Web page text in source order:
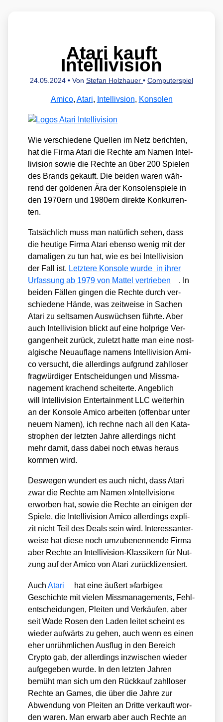
Atari kauft
Intellivision
24.05.2024 • Von Stefan Holzhauer • Computerspiel
Amico, Atari, Intellivsion, Konsolen
Wie ver­schie­de­ne Quel­len im Netz berich­ten,
hat die Fir­ma Ata­ri die Rech­te am Namen Intel­
li­vi­si­on sowie die Rech­te an über 200 Spie­len
des Brands gekauft. Die bei­den waren wäh­
rend der gol­de­nen Ära der Kon­so­len­spie­le in
den 1970ern und 1980ern direk­te Kon­kur­ren­
ten.
Tat­säch­lich muss man natür­lich sehen, dass
die heu­ti­ge Fir­ma Ata­ri eben­so wenig mit der
dama­li­gen zu tun hat, wie es bei Intel­li­vi­si­on
der Fall ist. Letz­te­re Kon­so­le wur­de in ihrer
Urfas­sung ab 1979 von Mat­tel ver­trie­ben
. In
bei­den Fäl­len gin­gen die Rech­te durch ver­
schie­de­ne Hän­de, was zeit­wei­se in Sachen
Ata­ri zu selt­sa­men Aus­wüch­sen führ­te. Aber
auch Intel­li­vi­si­on blickt auf eine holp­ri­ge Ver­
gan­gen­heit zurück, zuletzt hat­te man eine nost­
al­gi­sche Neu­auf­la­ge namens Intel­li­vi­si­on Ami­
co ver­sucht, die aller­dings auf­grund zahl­lo­ser
frag­wür­di­ger Ent­schei­dun­gen und Miss­ma­
nage­ment kra­chend schei­ter­te. Angeb­lich
will Intel­li­vi­si­on Enter­tain­ment LLC wei­ter­hin
an der Kon­so­le Ami­co arbei­ten (offen­bar unter
neu­em Namen), ich rech­ne nach all den Kata­
stro­phen der letz­ten Jah­re aller­dings nicht
mehr damit, dass dabei noch etwas her­aus
kom­men wird.
Des­we­gen wun­dert es auch nicht, dass Ata­ri
zwar die Rech­te am Namen »Intell­vi­si­on«
erwor­ben hat, sowie die Rech­te an eini­gen der
Spie­le, die Intel­li­vi­si­on Ami­co aller­dings expli­
zit nicht Teil des Deals sein wird. Inter­es­san­ter­
wei­se hat die­se noch umzu­be­nen­nen­de Fir­ma
aber Rech­te an Intel­li­vi­si­on-Klas­si­kern für Nut­
zung auf der Ami­co von Ata­ri zurück­li­zen­siert.
AuchAta­ri
hat eine äußert »far­bi­ge«
Geschich­te mit vie­len Miss­ma­nage­ments, Fehl­
ent­schei­dun­gen, Plei­ten und Ver­käu­fen, aber
seit Wade Rosen den Laden lei­tet scheint es
wie­der auf­wärts zu gehen, auch wenn es einen
eher unrühm­li­chen Aus­flug in den Bereich
Cryp­to gab, der aller­dings inzwi­schen wie­der
auf­ge­ge­ben wur­de. In den letz­ten Jah­ren
bemüht man sich um den Rück­kauf zahl­lo­ser
Rech­te an Games, die über die Jah­re zur
Abwen­dung von Plei­ten an Drit­te ver­kauft wor­
den waren. Man erwarb aber auch Rech­te an